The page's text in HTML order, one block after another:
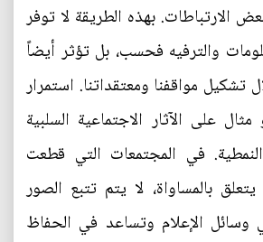
الارتباطات. بهذه الطريقة لا توفر
والترفيه فحسب، بل تؤثر أيضاً
تشكيل مواقفنا ومعتقداتنا. استمرار
على الآثار الاجتماعية السلبية
في المجتمعات التي قطعت
بالمساواة، لا يتم تتبع الصور
وسائل الإعلام وتساعد في الحفاظ